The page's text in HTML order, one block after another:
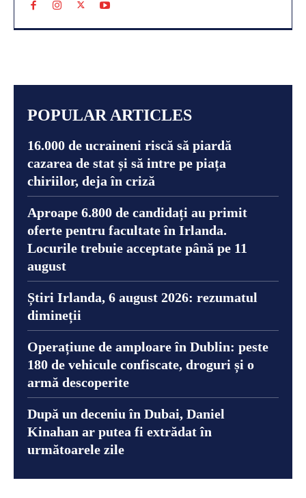
POPULAR ARTICLES
16.000 de ucraineni riscă să piardă
cazarea de stat și să intre pe piața
chiriilor, deja în criză
Aproape 6.800 de candidați au primit
oferte pentru facultate în Irlanda.
Locurile trebuie acceptate până pe 11
august
Știri Irlanda, 6 august 2026: rezumatul
dimineții
Operațiune de amploare în Dublin: peste
180 de vehicule confiscate, droguri și o
armă descoperite
După un deceniu în Dubai, Daniel
Kinahan ar putea fi extrădat în
următoarele zile